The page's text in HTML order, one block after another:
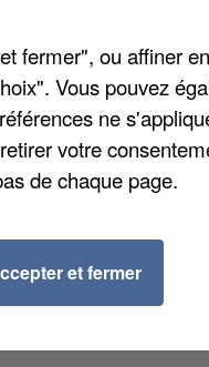
enfin pouvoir profiter
mais il sera
patienter jusqu'en
fermer", ou affiner
Vous pouvez
ne
votre
de chaque page.
et fermer